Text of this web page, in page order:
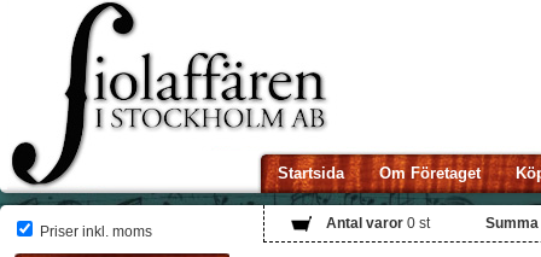
Startsida Om Företaget
Antal varor 0 st Summa
Priser inkl. moms